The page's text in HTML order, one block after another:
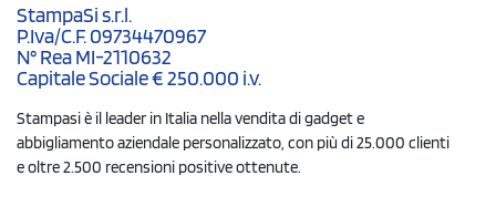
StampaSi s.r.l.
P.Iva/C.F. 09734470967
N° Rea MI-2110632
Capitale Sociale € 250.000 i.v.
Stampasi è il leader in Italia nella vendita di gadget e
abbigliamento aziendale personalizzato, con più di 25.000 clienti
e oltre 2.500 recensioni positive ottenute.